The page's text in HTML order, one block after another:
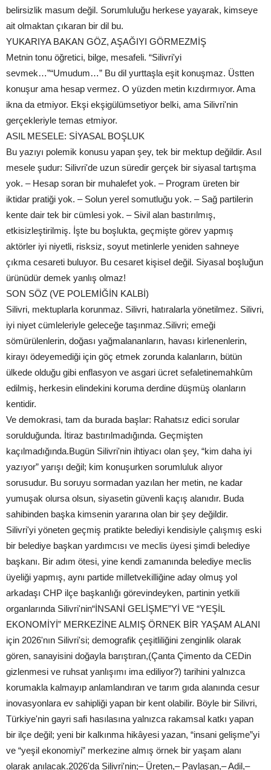
belirsizlik masum değil. Sorumluluğu herkese yayarak, kimseye
ait olmaktan çıkaran bir dil bu.
YUKARIYA BAKAN GÖZ, AŞAĞIYI GÖRMEZMİŞ
Metnin tonu öğretici, bilge, mesafeli. “Silivri'yi
sevmek…”“Umudum…” Bu dil yurttaşla eşit konuşmaz. Üstten
konuşur ama hesap vermez. O yüzden metin kızdırmıyor. Ama
ikna da etmiyor. Ekşi ekşigülümsetiyor belki, ama Silivri'nin
gerçekleriyle temas etmiyor.
ASIL MESELE: SİYASAL BOŞLUK
Bu yazıyı polemik konusu yapan şey, tek bir mektup değildir. Asıl
mesele şudur: Silivri'de uzun süredir gerçek bir siyasal tartışma
yok. – Hesap soran bir muhalefet yok. – Program üreten bir
iktidar pratiği yok. – Solun yerel somutluğu yok. – Sağ partilerin
kente dair tek bir cümlesi yok. – Sivil alan bastırılmış,
etkisizleştirilmiş. İşte bu boşlukta, geçmişte görev yapmış
aktörler iyi niyetli, risksiz, soyut metinlerle yeniden sahneye
çıkma cesareti buluyor. Bu cesaret kişisel değil. Siyasal boşluğun
ürünüdür demek yanlış olmaz!
SON SÖZ (VE POLEMİĞİN KALBİ)
Silivri, mektuplarla korunmaz. Silivri, hatıralarla yönetilmez. Silivri,
iyi niyet cümleleriyle geleceğe taşınmaz.Silivri; emeği
sömürülenlerin, doğası yağmalananların, havası kirlenenlerin,
kirayı ödeyemediği için göç etmek zorunda kalanların, bütün
ülkede olduğu gibi enflasyon ve asgari ücret sefaletinemahkûm
edilmiş, herkesin elindekini koruma derdine düşmüş olanların
kentidir.
Ve demokrasi, tam da burada başlar: Rahatsız edici sorular
sorulduğunda. İtiraz bastırılmadığında. Geçmişten
kaçılmadığında.Bugün Silivri'nin ihtiyacı olan şey, “kim daha iyi
yazıyor” yarışı değil; kim konuşurken sorumluluk alıyor
sorusudur. Bu soruyu sormadan yazılan her metin, ne kadar
yumuşak olursa olsun, siyasetin güvenli kaçış alanıdır. Buda
sahibinden başka kimsenin yararına olan bir şey değildir.
Silivri'yi yöneten geçmiş pratikte belediyi kendisiyle çalışmış eski
bir belediye başkan yardımcısı ve meclis üyesi şimdi belediye
başkanı. Bir adım ötesi, yine kendi zamanında belediye meclis
üyeliği yapmış, aynı partide milletvekilliğine aday olmuş yol
arkadaşı CHP ilçe başkanlığı görevindeyken, partinin yetkili
organlarında Silivri'nin“İNSANİ GELİŞME”Yİ VE “YEŞİL
EKONOMİYİ” MERKEZİNE ALMIŞ ÖRNEK BİR YAŞAM ALANI
için 2026'nın Silivri'si; demografik çeşitliliğini zenginlik olarak
gören, sanayisini doğayla barıştıran,(Çanta Çimento da CEDin
gizlenmesi ve ruhsat yanlışımı ima ediliyor?) tarihini yalnızca
korumakla kalmayıp anlamlandıran ve tarım gıda alanında cesur
inovasyonlara ev sahipliği yapan bir kent olabilir. Böyle bir Silivri,
Türkiye'nin gayri safi hasılasına yalnızca rakamsal katkı yapan
bir ilçe değil; yeni bir kalkınma hikâyesi yazan, “insani gelişme”yi
ve “yeşil ekonomiyi” merkezine almış örnek bir yaşam alanı
olarak anılacak.2026'da Silivri'nin;– Üreten,– Paylaşan,– Adil,–